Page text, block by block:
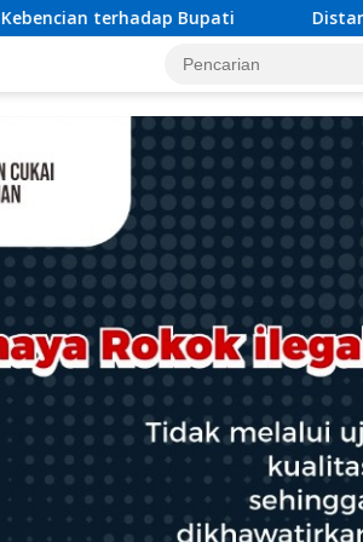
Distanbun Bireuen Gelar Temu Ramah